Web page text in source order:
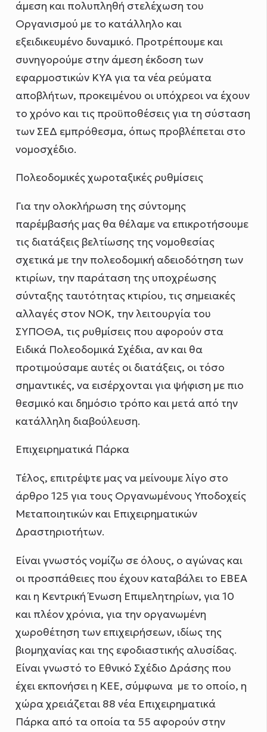
άμεση και πολυπληθή στελέχωση του
Οργανισμού με το κατάλληλο και
εξειδικευμένο δυναμικό. Προτρέπουμε και
συνηγορούμε στην άμεση έκδοση των
εφαρμοστικών ΚΥΑ για τα νέα ρεύματα
αποβλήτων, προκειμένου οι υπόχρεοι να έχουν
το χρόνο και τις προϋποθέσεις για τη σύσταση
των ΣΕΔ εμπρόθεσμα, όπως προβλέπεται στο
νομοσχέδιο.
Πολεοδομικές χωροταξικές ρυθμίσεις
Για την ολοκλήρωση της σύντομης
παρέμβασής μας θα θέλαμε να επικροτήσουμε
τις διατάξεις βελτίωσης της νομοθεσίας
σχετικά με την πολεοδομική αδειοδότηση των
κτιρίων, την παράταση της υποχρέωσης
σύνταξης ταυτότητας κτιρίου, τις σημειακές
αλλαγές στον ΝΟΚ, την λειτουργία του
ΣΥΠΟΘΑ, τις ρυθμίσεις που αφορούν στα
Ειδικά Πολεοδομικά Σχέδια, αν και θα
προτιμούσαμε αυτές οι διατάξεις, οι τόσο
σημαντικές, να εισέρχονται για ψήφιση με πιο
θεσμικό και δημόσιο τρόπο και μετά από την
κατάλληλη διαβούλευση.
Επιχειρηματικά Πάρκα
Τέλος, επιτρέψτε μας να μείνουμε λίγο στο
άρθρο 125 για τους Οργανωμένους Υποδοχείς
Μεταποιητικών και Επιχειρηματικών
Δραστηριοτήτων.
Είναι γνωστός νομίζω σε όλους, ο αγώνας και
οι προσπάθειες που έχουν καταβάλει το ΕΒΕΑ
και η Κεντρική Ένωση Επιμελητηρίων, για 10
και πλέον χρόνια, για την οργανωμένη
χωροθέτηση των επιχειρήσεων, ιδίως της
βιομηχανίας και της εφοδιαστικής αλυσίδας.
Είναι γνωστό το Εθνικό Σχέδιο Δράσης που
έχει εκπονήσει η ΚΕΕ, σύμφωνα με το οποίο, η
χώρα χρειάζεται 88 νέα Επιχειρηματικά
Πάρκα από τα οποία τα 55 αφορούν στην